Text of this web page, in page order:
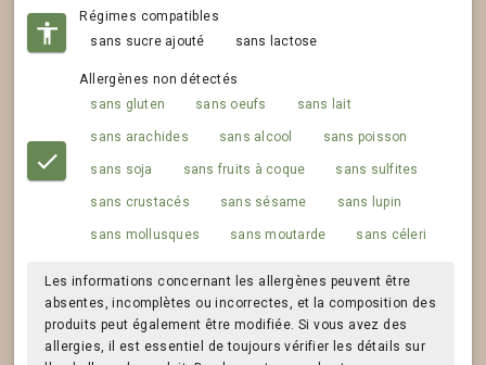
Régimes compatibles
sans sucre ajouté
sans lactose
Allergènes non détectés
sans gluten
sans oeufs sans lait
sans arachides sans alcool sans poisson
sans soja sans fruits à coque sans sulfites
sans crustacés sans sésame sans lupin
sans mollusques sans moutarde sans céleri
Les informations concernant les allergènes peuvent être
absentes, incomplètes ou incorrectes, et la composition des
produits peut également être modifiée. Si vous avez des
allergies, il est essentiel de toujours vérifier les détails sur